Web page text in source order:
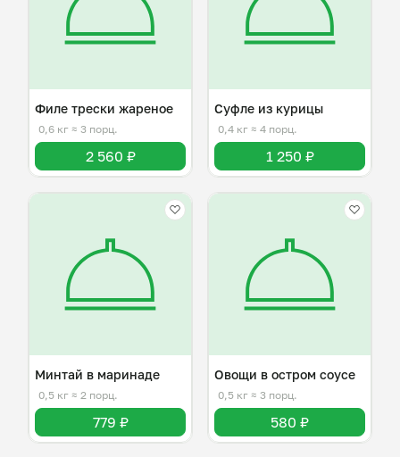
Филе трески жареное
0,6 кг ≈ 3 порц.
2 560 ₽
Суфле из курицы
0,4 кг ≈ 4 порц.
1 250 ₽
Минтай в маринаде
0,5 кг ≈ 2 порц.
779 ₽
Овощи в остром соусе
0,5 кг ≈ 3 порц.
580 ₽